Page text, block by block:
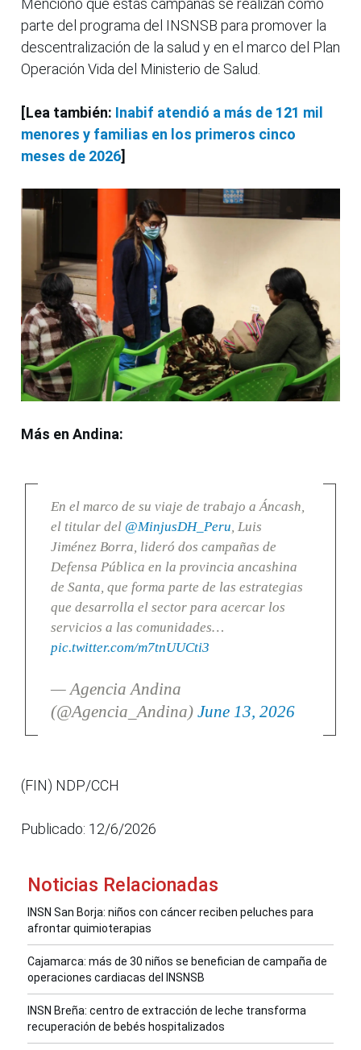
Mencionó que estas campañas se realizan como
parte del programa del INSNSB para promover la
descentralización de la salud y en el marco del Plan
Operación Vida del Ministerio de Salud.
[Lea también: Inabif atendió a más de 121 mil
menores y familias en los primeros cinco
meses de 2026]
Más en Andina:
En el marco de su viaje de trabajo a Áncash,
el titular del @MinjusDH_Peru , Luis
Jiménez Borra, lideró dos campañas de
Defensa Pública en la provincia ancashina
de Santa, que forma parte de las estrategias
que desarrolla el sector para acercar los
servicios a las comunidades…
pic.twitter.com/m7tnUUCti3
— Agencia Andina
(@Agencia_Andina) June 13, 2026
(FIN) NDP/CCH
Publicado: 12/6/2026
Noticias Relacionadas
INSN San Borja: niños con cáncer reciben peluches para
afrontar quimioterapias
Cajamarca: más de 30 niños se benefician de campaña de
operaciones cardiacas del INSNSB
INSN Breña: centro de extracción de leche transforma
recuperación de bebés hospitalizados